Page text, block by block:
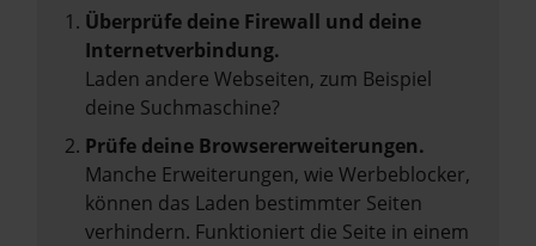
Überprüfe deine Firewall und deine
Internetverbindung.
Laden andere Webseiten, zum Beispiel
deine Suchmaschine?
Prüfe deine Browsererweiterungen.
Manche Erweiterungen, wie Werbeblocker,
können das Laden bestimmter Seiten
verhindern. Funktioniert die Seite in einem